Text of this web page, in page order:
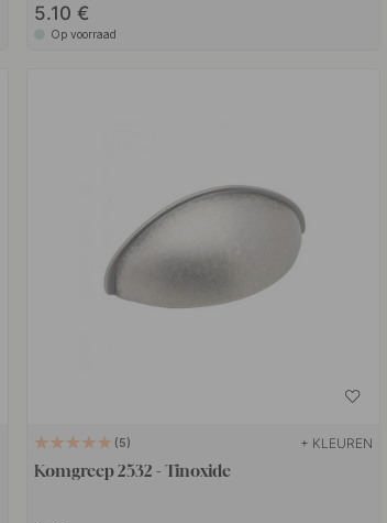
5.10 €
Op voorraad
5 + KLEUREN
Komgreep 2532 - Tinoxide